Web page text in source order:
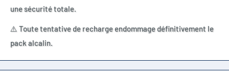
une sécurité totale.
⚠️ Toute tentative de recharge endommage définitivement le
pack alcalin.